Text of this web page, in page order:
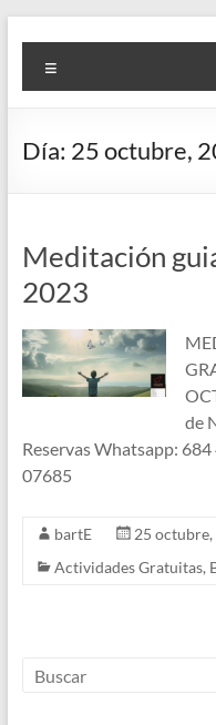
contenido
Foro
ACCE
+
Ciencia
+
Espiritualidad
Día: 25 octubre,
Meditación
2023
de
Reservas Whatsapp:
07685
bartE
25
Actividades Gratuitas,